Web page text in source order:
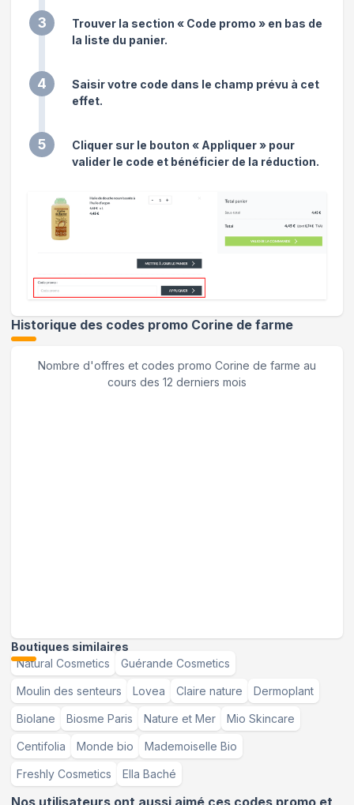
3
Trouver la section « Code promo » en bas de
la liste du panier.
4
Saisir votre code dans le champ prévu à cet
effet.
5
Cliquer sur le bouton « Appliquer » pour
valider le code et bénéficier de la réduction.
Historique des codes promo Corine de farme
Nombre d'offres et codes promo Corine de farme au
cours des 12 derniers mois
Boutiques similaires
Natural Cosmetics
Guérande Cosmetics
Moulin des senteurs Lovea Claire nature Dermoplant
Biolane Biosme Paris Nature et Mer Mio Skincare
Centifolia Monde bio Mademoiselle Bio
Freshly Cosmetics Ella Baché